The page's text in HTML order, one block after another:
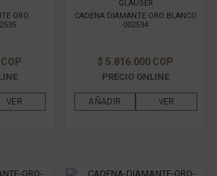
ORO
VER
GLAUSER
CADENA DIAMANTE ORO BLANCO
002534
$ 5.816.000 COP
PRECIO ONLINE
AÑADIR VER